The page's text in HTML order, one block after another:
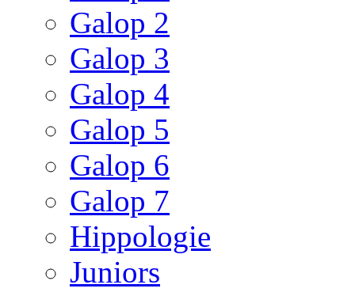
Galop 2
Galop 3
Galop 4
Galop 5
Galop 6
Galop 7
Hippologie
Juniors